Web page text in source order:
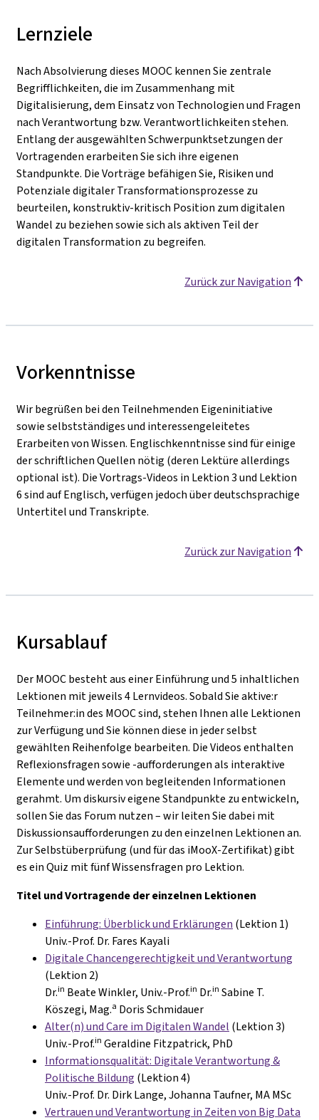
Lernziele
Nach Absolvierung dieses MOOC kennen Sie zentrale
Begrifflichkeiten, die im Zusammenhang mit
Digitalisierung, dem Einsatz von Technologien und Fragen
nach Verantwortung bzw. Verantwortlichkeiten stehen.
Entlang der ausgewählten Schwerpunktsetzungen der
Vortragenden erarbeiten Sie sich ihre eigenen
Standpunkte. Die Vorträge befähigen Sie, Risiken und
Potenziale digitaler Transformationsprozesse zu
beurteilen, konstruktiv-kritisch Position zum digitalen
Wandel zu beziehen sowie sich als aktiven Teil der
digitalen Transformation zu begreifen.
Zurück zur Navigation
Vorkenntnisse
Wir begrüßen bei den Teilnehmenden Eigeninitiative
sowie selbstständiges und interessengeleitetes
Erarbeiten von Wissen. Englischkenntnisse sind für einige
der schriftlichen Quellen nötig (deren Lektüre allerdings
optional ist). Die Vortrags-Videos in Lektion 3 und Lektion
6 sind auf Englisch, verfügen jedoch über deutschsprachige
Untertitel und Transkripte.
Zurück zur Navigation
Kursablauf
Der MOOC besteht aus einer Einführung und 5 inhaltlichen
Lektionen mit jeweils 4 Lernvideos. Sobald Sie aktive:r
Teilnehmer:in des MOOC sind, stehen Ihnen alle Lektionen
zur Verfügung und Sie können diese in jeder selbst
gewählten Reihenfolge bearbeiten. Die Videos enthalten
Reflexionsfragen sowie -aufforderungen als interaktive
Elemente und werden von begleitenden Informationen
gerahmt. Um diskursiv eigene Standpunkte zu entwickeln,
sollen Sie das Forum nutzen – wir leiten Sie dabei mit
Diskussionsaufforderungen zu den einzelnen Lektionen an.
Zur Selbstüberprüfung (und für das iMooX-Zertifikat) gibt
es ein Quiz mit fünf Wissensfragen pro Lektion.
Titel und Vortragende der einzelnen Lektionen
Einführung: Überblick und Erklärungen (Lektion 1)
Univ.-Prof. Dr. Fares Kayali
Digitale Chancengerechtigkeit und Verantwortung
(Lektion 2)
Dr.in Beate Winkler, Univ.-Prof.in Dr.in Sabine T.
Köszegi, Mag.a Doris Schmidauer
Alter(n) und Care im Digitalen Wandel (Lektion 3)
Univ.-Prof.in Geraldine Fitzpatrick, PhD
Informationsqualität: Digitale Verantwortung &
Politische Bildung (Lektion 4)
Univ.-Prof. Dr. Dirk Lange, Johanna Taufner, MA MSc
Vertrauen und Verantwortung in Zeiten von Big Data